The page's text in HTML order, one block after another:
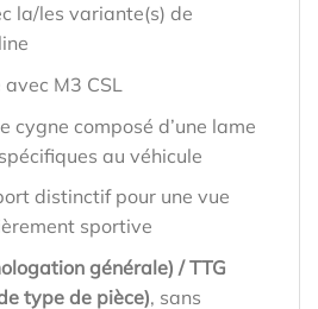
la/les variante(s) de
M3 CSL
cygne composé d’une lame
au véhicule
distinctif pour une vue
sportive
générale) / TTG
type de pièce), sans